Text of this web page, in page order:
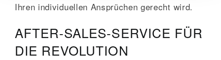
Ihren individuellen Ansprüchen gerecht wird.
AFTER-SALES-SERVICE FÜR
DIE REVOLUTION